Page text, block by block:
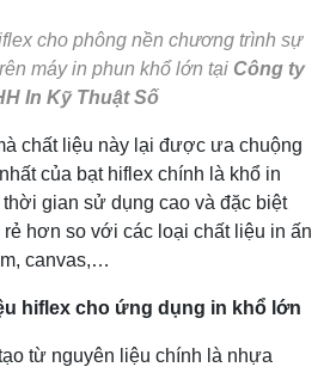
cho phông nền chương trình sự
máy in phun khổ lớn tại Công ty
In Kỹ Thuật Số
chất liệu này lại được ưa chuộng
của bạt hiflex chính là khổ in
gian sử dụng cao và đặc biệt
hơn so với các loại chất liệu in ấn
canvas,…
hiflex cho ứng dụng in khổ lớn
từ nguyên liệu chính là nhựa